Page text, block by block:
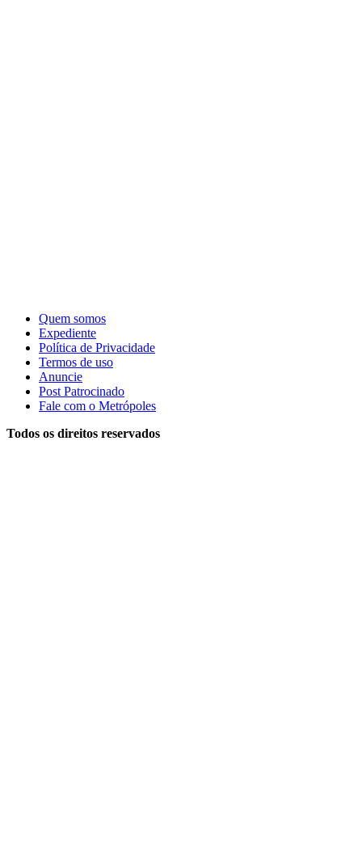
Quem somos
Expediente
Política de Privacidade
Termos de uso
Anuncie
Post Patrocinado
Fale com o Metrópoles
Todos os direitos reservados